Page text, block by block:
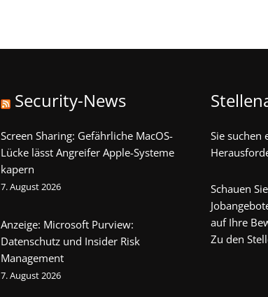
Security-News
Screen Sharing: Gefährliche MacOS-
Lücke lässt Angreifer Apple-Systeme
kapern
7. August 2026
Anzeige: Microsoft Purview:
Datenschutz und Insider Risk
Management
7. August 2026
Sie suchen
Schauen
auf Ihre
Zu den